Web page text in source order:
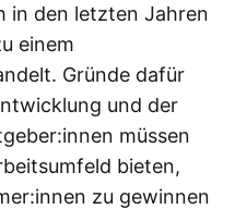
in den letzten Jahren
einem
Gründe dafür
und der
müssen
bieten,
zu gewinnen